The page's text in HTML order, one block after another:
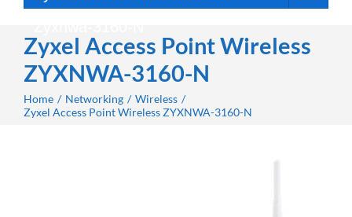
Zyxel Access Point Wireless
ZYXNWA-3160-N
Home Networking
Wireless
Zyxel Access Point Wireless ZYXNWA-3160-N